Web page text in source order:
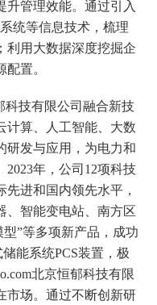
升管理效能。通过引入
统等信息技术，梳理
利用大数据深度挖掘企
置。
技有限公司融合新技
计算、人工智能、大数
研发与应用，为电力和
年，公司12项科技
进和国内领先水平，
、智能变电站、南方区
”等多项新产品，成功
能系统PCS装置，极
北京恒郁科技有限
市场。通过不断创新研